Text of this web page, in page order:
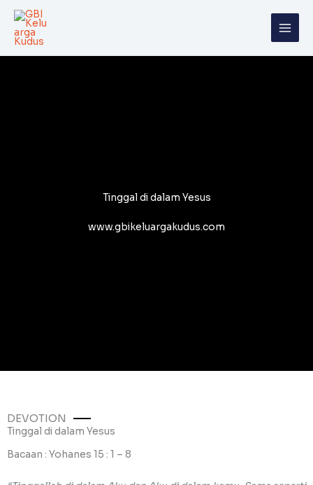
Skip
content
Tinggal di dalam Yesus
www.gbikeluargakudus.com
DEVOTION
Tinggal di dalam Yesus
Bacaan : Yohanes 15 : 1 – 8